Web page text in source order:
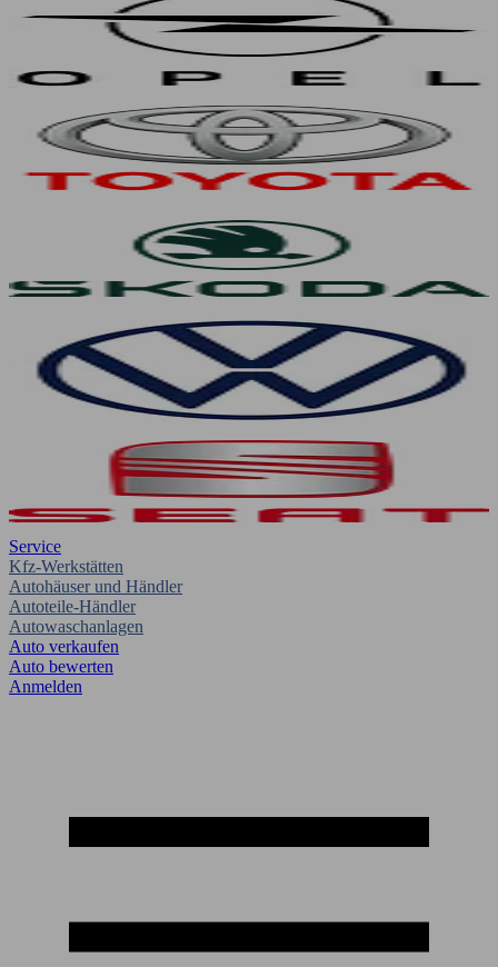
Service
Kfz-Werkstätten
Autohäuser und Händler
Autoteile-Händler
Autowaschanlagen
Auto verkaufen
Auto bewerten
Anmelden